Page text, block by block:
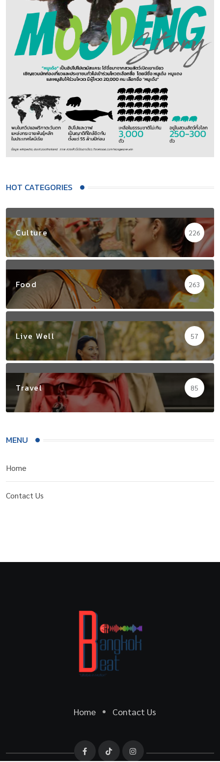
HOT CATEGORIES
Culture 226
Food 263
Live Well 57
Travel 85
MENU
Home
Contact Us
Home Contact Us